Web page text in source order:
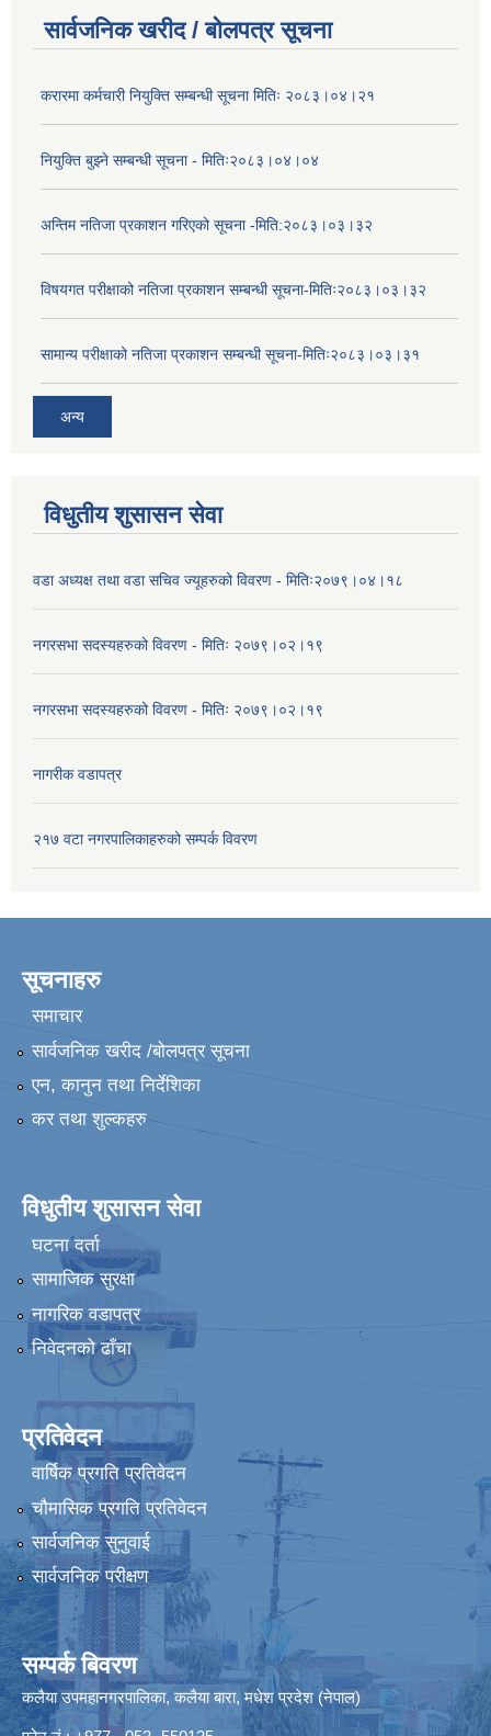
सार्वजनिक खरीद / बोलपत्र सूचना
करारमा कर्मचारी नियुक्ति सम्बन्धी सूचना मितिः २०८३।०४।२१
नियुक्ति बुझ्ने सम्बन्धी सूचना - मितिः२०८३।०४।०४
अन्तिम नतिजा प्रकाशन गरिएको सूचना -मिति:२०८३।०३।३२
विषयगत परीक्षाको नतिजा प्रकाशन सम्बन्धी सूचना-मितिः२०८३।०३।३२
सामान्य परीक्षाको नतिजा प्रकाशन सम्बन्धी सूचना-मितिः२०८३।०३।३१
अन्य
विधुतीय शुसासन सेवा
वडा अध्यक्ष तथा वडा सचिव ज्यूहरुको विवरण - मितिः२०७९।०४।१८
नगरसभा सदस्यहरुको विवरण - मितिः २०७९।०२।१९
नगरसभा सदस्यहरुको विवरण - मितिः २०७९।०२।१९
नागरीक वडापत्र
२१७ वटा नगरपालिकाहरुको सम्पर्क विवरण
सूचनाहरु
समाचार
सार्वजनिक खरीद /बोलपत्र सूचना
एन, कानुन तथा निर्देशिका
कर तथा शुल्कहरु
विधुतीय शुसासन सेवा
घटना दर्ता
सामाजिक सुरक्षा
नागरिक वडापत्र
निवेदनको ढाँचा
प्रतिवेदन
वार्षिक प्रगति प्रतिवेदन
चौमासिक प्रगति प्रतिवेदन
सार्वजनिक सुनुवाई
सार्वजनिक परीक्षण
सम्पर्क बिवरण
कलैया उपमहानगरपालिका, कलैया बारा, मधेश प्रदेश (नेपाल)